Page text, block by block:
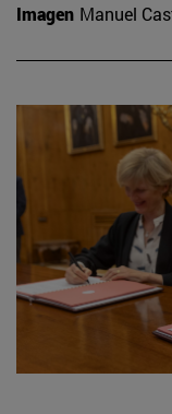
Imagen Manuel